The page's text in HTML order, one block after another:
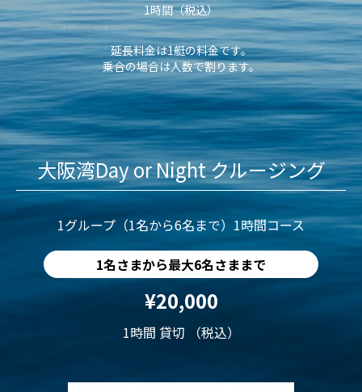
1時間（税込）
延長料金は1艇の料金です。
乗合の場合は人数で割ります。
大阪湾Day or Night クルージング
1グループ（1名から6名まで）1時間コース
1名さまから最大6名さままで
¥20,000
1時間 貸切 （税込）